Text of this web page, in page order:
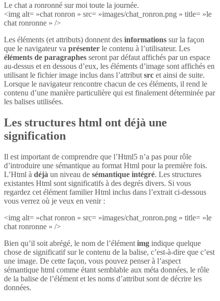
Le chat a ronronné sur moi toute la journée.
<img alt= »chat ronron » src= »images/chat_ronron.png » title= »le
chat ronronne » />
Les éléments (et attributs) donnent des informations sur la façon
que le navigateur va présenter le contenu à l’utilisateur. Les
éléments de paragraphes seront par défaut affichés par un espace
au-dessus et en dessous d’eux, les éléments d’image sont affichés en
utilisant le fichier image inclus dans l’attribut src et ainsi de suite.
Lorsque le navigateur rencontre chacun de ces éléments, il rend le
contenu d’une manière particulière qui est finalement déterminée par
les balises utilisées.
Les structures html ont déjà une
signification
Il est important de comprendre que l’Html5 n’a pas pour rôle
d’introduire une sémantique au format Html pour la première fois.
L’Html à déjà un niveau de sémantique intégré. Les structures
existantes Html sont significatifs à des degrés divers. Si vous
regardez cet élément familier Html inclus dans l’extrait ci-dessous
vous verrez où je veux en venir :
<img alt= »chat ronron » src= »images/chat_ronron.png » title= »le
chat ronronne » />
Bien qu’il soit abrégé, le nom de l’élément img indique quelque
chose de significatif sur le contenu de la balise, c’est-à-dire que c’est
une image. De cette façon, vous pouvez penser à l’aspect
sémantique html comme étant semblable aux méta données, le rôle
de la balise de l’élément et les noms d’attribut sont de décrire les
données.